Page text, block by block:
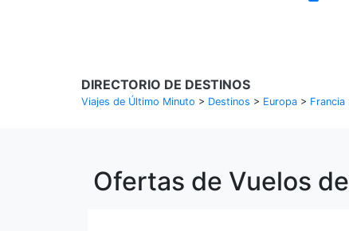
DIRECTORIO DE DESTINOS
Viajes de Último Minuto > Destinos > Europa > Francia
Ofertas de Vuelos